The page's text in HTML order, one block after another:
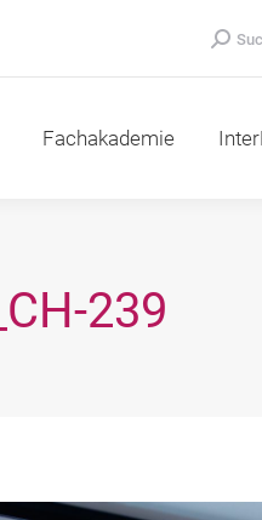
Search:
Fachakademie
239
InterPROM